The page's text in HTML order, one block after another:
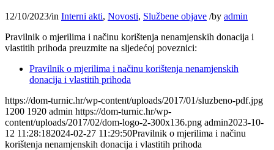
12/10/2023/in Interni akti, Novosti, Službene objave /by admin
Pravilnik o mjerilima i načinu korištenja nenamjenskih donacija i
vlastitih prihoda preuzmite na sljedećoj poveznici:
Pravilnik o mjerilima i načinu korištenja nenamjenskih
donacija i vlastitih prihoda
https://dom-turnic.hr/wp-content/uploads/2017/01/sluzbeno-pdf.jpg
1200 1920 admin https://dom-turnic.hr/wp-
content/uploads/2017/02/dom-logo-2-300x136.png admin2023-10-
12 11:28:182024-02-27 11:29:50Pravilnik o mjerilima i načinu
korištenja nenamjenskih donacija i vlastitih prihoda